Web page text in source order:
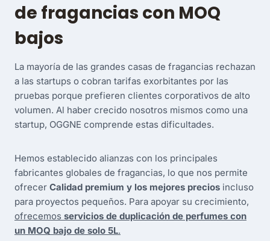
de fragancias con MOQ
bajos
La mayoría de las grandes casas de fragancias rechazan
a las startups o cobran tarifas exorbitantes por las
pruebas porque prefieren clientes corporativos de alto
volumen. Al haber crecido nosotros mismos como una
startup, OGGNE comprende estas dificultades.
Hemos establecido alianzas con los principales
fabricantes globales de fragancias, lo que nos permite
ofrecer Calidad premium y los mejores precios incluso
para proyectos pequeños. Para apoyar su crecimiento,
ofrecemos servicios de duplicación de perfumes con
un MOQ bajo de solo 5L.